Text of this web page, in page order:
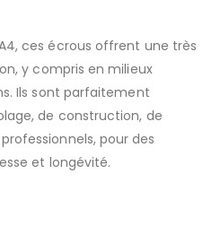
ces écrous offrent une très
y compris en milieux
Ils sont parfaitement
de construction, de
pour des
et longévité.